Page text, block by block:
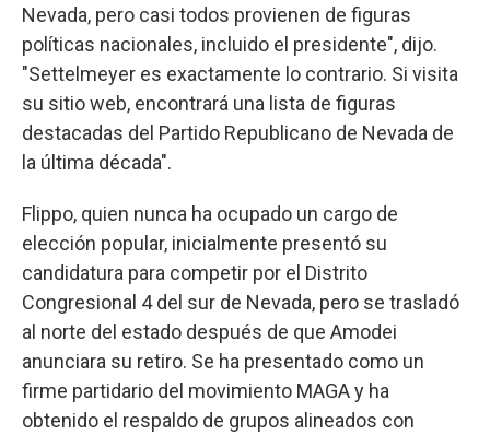
Nevada, pero casi todos provienen de figuras
políticas nacionales, incluido el presidente", dijo.
"Settelmeyer es exactamente lo contrario. Si visita
su sitio web, encontrará una lista de figuras
destacadas del Partido Republicano de Nevada de
la última década".
Flippo, quien nunca ha ocupado un cargo de
elección popular, inicialmente presentó su
candidatura para competir por el Distrito
Congresional 4 del sur de Nevada, pero se trasladó
al norte del estado después de que Amodei
anunciara su retiro. Se ha presentado como un
firme partidario del movimiento MAGA y ha
obtenido el respaldo de grupos alineados con